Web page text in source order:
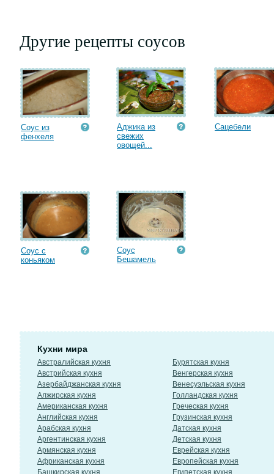
Другие рецепты соусов
Соус из
фенхеля
Аджика из
свежих
овощей...
Сацебели
Соус с
коньяком
Соус
Бешамель
Кухни мира
Австралийская кухня
Австрийская кухня
Азербайджанская кухня
Алжирская кухня
Американская кухня
Английская кухня
Арабская кухня
Аргентинская кухня
Армянская кухня
Африканская кухня
Башкирская кухня
Бурятская кухня
Венгерская кухня
Венесуэльская кухня
Голландская кухня
Греческая кухня
Грузинская кухня
Датская кухня
Детская кухня
Еврейская кухня
Европейская кухня
Египетская кухня